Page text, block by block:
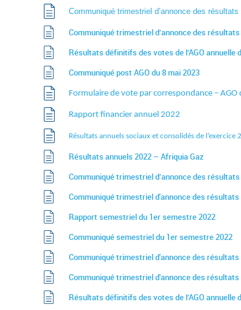
Communiqué trimestriel d’annonce des résultats
Communiqué trimestriel d’annonce des
Résultats définitifs des votes de l’AGO annuelle
Communiqué post AGO du 8 mai 2023
Formulaire de vote par correspondance –
Rapport financier annuel 2022
Résultats annuels sociaux et consolidés de
Résultats annuels 2022 – Afriquia Gaz
Communiqué trimestriel d’annonce des
Communiqué trimestriel d'annonce des résultats
Rapport semestriel du 1er semestre 2022
Communiqué semestriel du 1er semestre 2022
Communiqué trimestriel d'annonce des résultats
Communiqué trimestriel d'annonce des résultats
Résultats définitifs des votes de l’AGO annuelle